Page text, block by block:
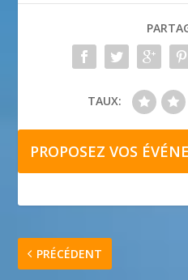
TAUX:
PROPOSEZ VOS
PRÉCÉDENT